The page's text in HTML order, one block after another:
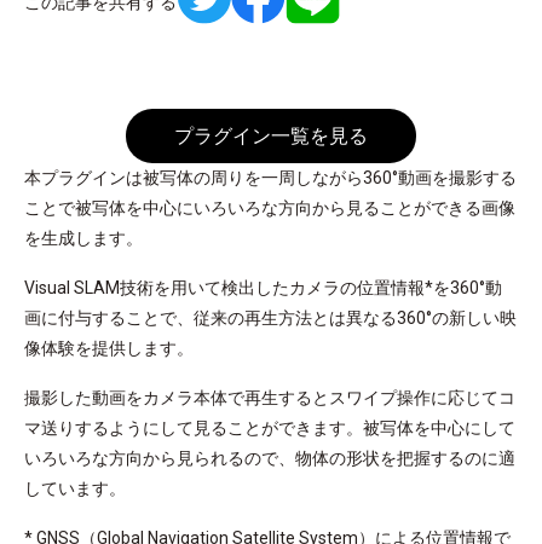
プラグイン一覧を見る
本プラグインは被写体の周りを一周しながら360°動画を撮影する
ことで被写体を中心にいろいろな方向から見ることができる画像
を生成します。
Visual SLAM技術を用いて検出したカメラの位置情報*を360°動
画に付与することで、従来の再生方法とは異なる360°の新しい映
像体験を提供します。
撮影した動画をカメラ本体で再生するとスワイプ操作に応じてコ
マ送りするようにして見ることができます。被写体を中心にして
いろいろな方向から見られるので、物体の形状を把握するのに適
しています。
* GNSS（Global Navigation Satellite System）による位置情報で